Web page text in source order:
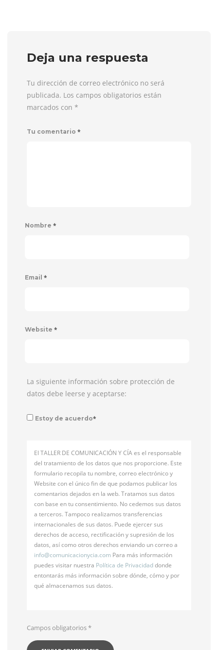
Deja una respuesta
Tu dirección de correo electrónico no será
publicada. Los campos obligatorios están
marcados con *
Tu comentario *
Nombre *
Email *
Website *
La siguiente información sobre protección de
datos debe leerse y aceptarse:
Estoy de acuerdo*
El TALLER DE COMUNICACIÓN Y CÍA es el responsable
del tratamiento de los datos que nos proporcione. Este
formulario recopila tu nombre, correo electrónico y
Website con el único fin de que podamos publicar los
comentarios dejados en la web. Tratamos sus datos
con base en tu consentimiento. No cedemos sus datos
a terceros. Tampoco realizamos transferencias
internacionales de sus datos. Puede ejercer sus
derechos de acceso, rectificación y supresión de los
datos, así como otros derechos enviando un correo a
info@comunicacionycia.com Para más información
puedes visitar nuestra Política de Privacidaddonde
entontarás más información sobre dónde, cómo y por
qué almacenamos sus datos.
Campos obligatorios*